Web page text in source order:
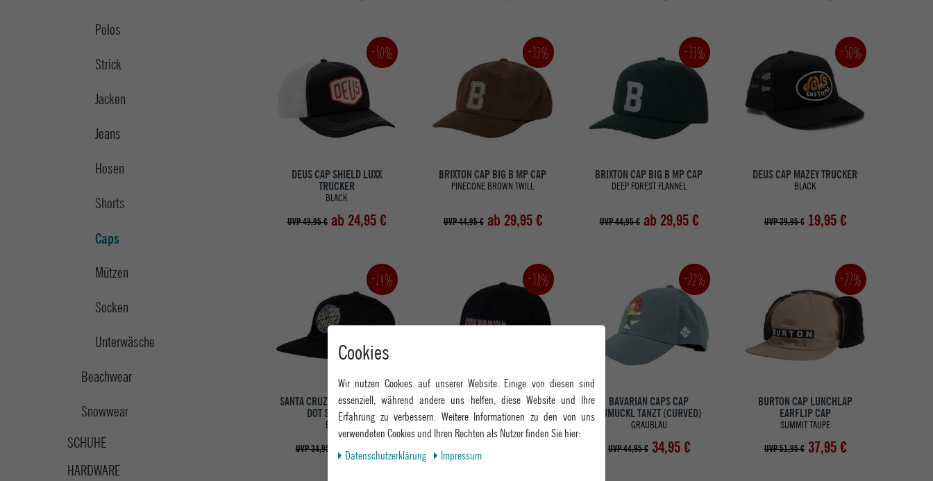
Polos
Strick
Jacken
Jeans
Hosen
Shorts
Caps
Mützen
Socken
Unterwäsche
Beachwear
Snowwear
SCHUHE
HARDWARE
-50%
DEUS CAP SHIELD LUXX
TRUCKER
BLACK
UVP 49,95 € ab 24,95 €
-33%
BRIXTON CAP BIG B MP CAP
PINECONE BROWN TWILL
UVP 44,95 € ab 29,95 €
-33%
BRIXTON CAP BIG B MP CAP
DEEP FOREST FLANNEL
UVP 44,95 € ab 29,95 €
-50%
DEUS CAP MAZEY TRUCKER
BLACK
UVP 39,95 € 19,95 €
-14%
SANTA CRUZ CAP SALBA EYES
DOT SNAPBACK
BLACK
UVP 34,95 € 29,95 €
-38%
BRIXTON CAP BASS BRAINS
REAPER MP SNAPBACK
-22%
BAVARIAN CAPS CAP
PUMUCKL TANZT (CURVED)
GRAUBLAU
UVP 44,95 € 34,95 €
-27%
BURTON CAP LUNCHLAP
EARFLIP CAP
SUMMIT TAUPE
UVP 51,95 € 37,95 €
Cookies
Wir nutzen Cookies auf unserer Website. Einige von diesen sind
essenziell, während andere uns helfen, diese Website und Ihre
Erfahrung zu verbessern. Weitere Informationen zu den von uns
verwendeten Cookies und Ihren Rechten als Nutzer finden Sie hier:
Daten­schutz­erklärung
Impressum